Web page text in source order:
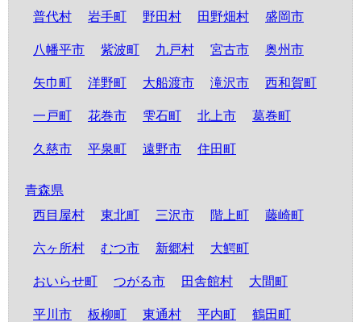
普代村 岩手町 野田村 田野畑村 盛岡市
八幡平市 紫波町 九戸村 宮古市 奥州市
矢巾町 洋野町 大船渡市 滝沢市 西和賀町
一戸町 花巻市 雫石町 北上市 葛巻町
久慈市 平泉町 遠野市 住田町
青森県
西目屋村
東北町 三沢市 階上町 藤崎町
六ヶ所村 むつ市 新郷村 大鰐町
おいらせ町 つがる市 田舎館村 大間町
平川市 板柳町 東通村 平内町 鶴田町